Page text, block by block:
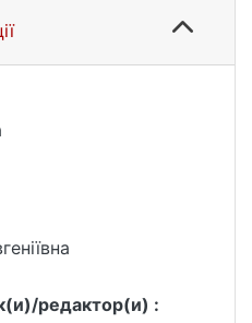
редактор(и) :